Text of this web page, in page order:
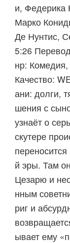
и, Федерика
Марко
Де Нунтис,
5:26
нр: Комедия,
Качество:
ани: долги,
шения с
узнаёт о
скутере
й эры. Там
Цезарю и
нным
риг и
ывает ему